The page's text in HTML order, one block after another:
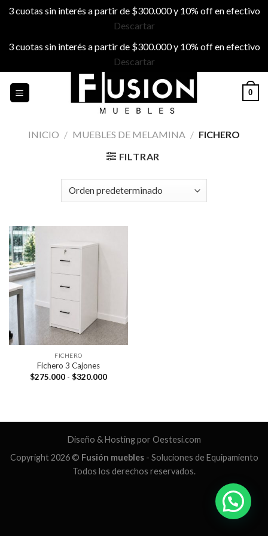
3 cuotas sin interés a partir de $300.000 y 10% off en efectivo
Descartar
3 cuotas sin interés a partir de $300.000 y 10% off en efectivo
Descartar
0
INICIO / MUEBLES DE MELAMINA / FICHERO
FILTRAR
FICHERO
Fichero 3 Cajones
$275.000 - $320.000Rango
$320.000
Diseño & Hosting por Oestesi.com
Copyright 2026 © Fusión muebles- Soluciones de Equipamiento
Todos los derechos reservados.